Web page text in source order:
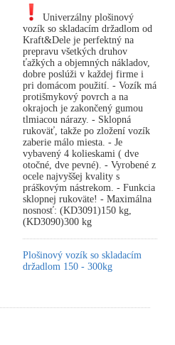
Univerzálny plošinový
vozík so skladacím držadlom od
Kraft&Dele je perfektný na
prepravu všetkých druhov
ťažkých a objemných nákladov,
dobre poslúži v každej firme i
pri domácom použití. - Vozík má
protišmykový povrch a na
okrajoch je zakončený gumou
tlmiacou nárazy. - Sklopná
rukoväť, takže po zložení vozík
zaberie málo miesta. - Je
vybavený 4 kolieskami ( dve
otočné, dve pevné). - Vyrobené z
ocele najvyššej kvality s
práškovým nástrekom. - Funkcia
sklopnej rukoväte! - Maximálna
nosnosť: (KD3091)150 kg,
(KD3090)300 kg
Plošinový vozík so skladacím
držadlom 150 - 300kg